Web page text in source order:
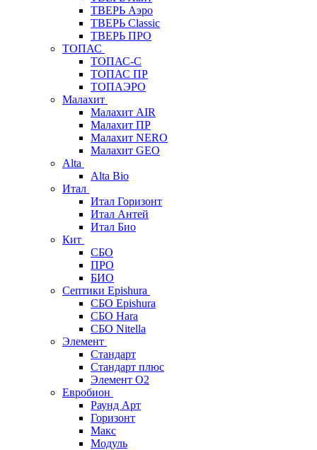
ТВЕРЬ Аэро
ТВЕРЬ Classic
ТВЕРЬ ПРО
ТОПАС
ТОПАС-С
ТОПАС ПР
ТОПАЭРО
Малахит
Малахит AIR
Малахит ПР
Малахит NERO
Малахит GEO
Alta
Alta Bio
Итал
Итал Горизонт
Итал Антей
Итал Био
Кит
СБО
ПРО
БИО
Септики Epishura
СБО Epishura
СБО Hara
СБО Nitella
Элемент
Стандарт
Стандарт плюс
Элемент О2
Евробион
Раунд Арт
Горизонт
Макс
Модуль